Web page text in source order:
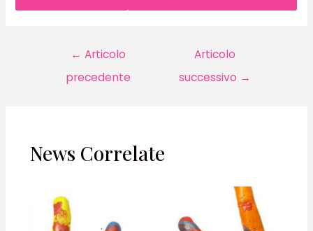
Navigazione
← Articolo
precedente
Articolo
successivo →
News Correlate